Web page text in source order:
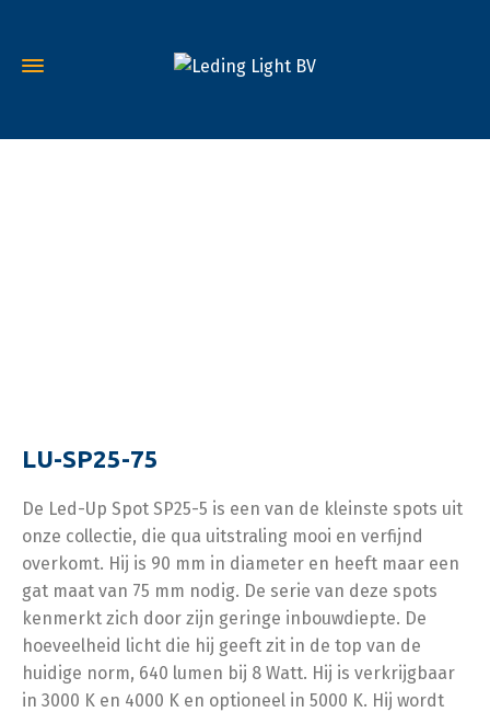
LU-SP25-75
De Led-Up Spot SP25-5 is een van de kleinste spots uit
onze collectie, die qua uitstraling mooi en verfijnd
overkomt. Hij is 90 mm in diameter en heeft maar een
gat maat van 75 mm nodig. De serie van deze spots
kenmerkt zich door zijn geringe inbouwdiepte. De
hoeveelheid licht die hij geeft zit in de top van de
huidige norm, 640 lumen bij 8 Watt. Hij is verkrijgbaar
in 3000 K en 4000 K en optioneel in 5000 K. Hij wordt